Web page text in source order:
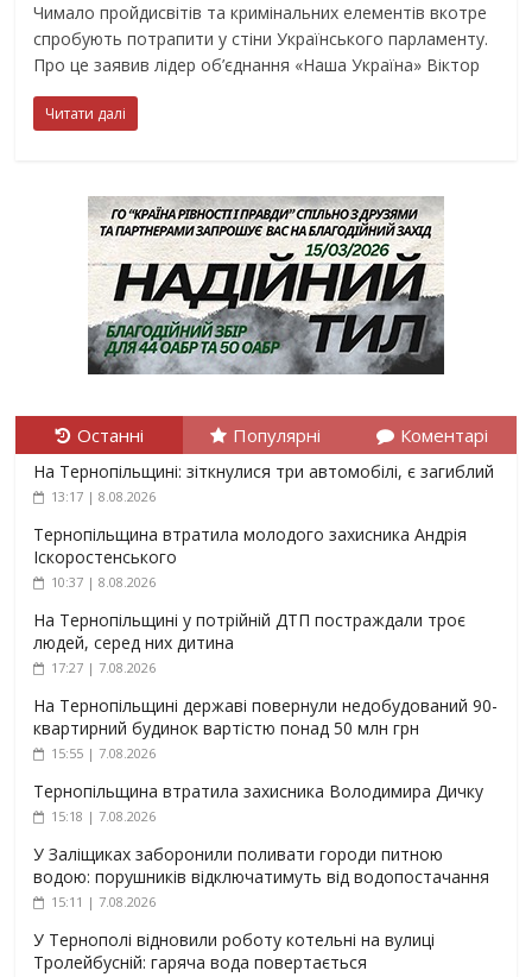
Чимало пройдисвітів та кримінальних елементів вкотре
спробують потрапити у стіни Українського парламенту.
Про це заявив лідер об’єднання «Наша Україна» Віктор
Читати далі
Останні Популярні Коментарі
На Тернопільщині: зіткнулися три автомобілі, є загиблий
13:17 | 8.08.2026
Тернопільщина втратила молодого захисника Андрія
Іскоростенського
10:37 | 8.08.2026
На Тернопільщині у потрійній ДТП постраждали троє
людей, серед них дитина
17:27 | 7.08.2026
На Тернопільщині державі повернули недобудований 90-
квартирний будинок вартістю понад 50 млн грн
15:55 | 7.08.2026
Тернопільщина втратила захисника Володимира Дичку
15:18 | 7.08.2026
У Заліщиках заборонили поливати городи питною
водою: порушників відключатимуть від водопостачання
15:11 | 7.08.2026
У Тернополі відновили роботу котельні на вулиці
Тролейбусній: гаряча вода повертається